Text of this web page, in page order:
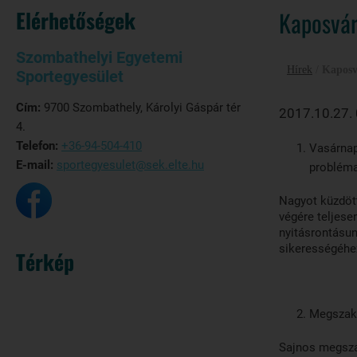
Elérhetőségek
Szombathelyi Egyetemi
Sportegyesület
Cím: 9700 Szombathely, Károlyi Gáspár tér
4.
Telefon: +36-94-504-410
E-mail: sportegyesulet@sek.elte.hu
Térkép
Hírek
2017.10.27.
Nagyot
végére
Sajnos